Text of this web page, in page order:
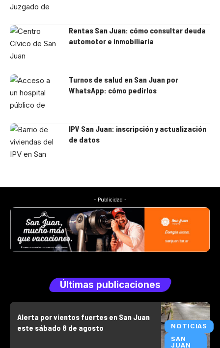
Rentas San Juan: cómo consultar deuda
automotor e inmobiliaria
Turnos de salud en San Juan por
WhatsApp: cómo pedirlos
IPV San Juan: inscripción y actualización
de datos
- Publicidad -
Últimas publicaciones
NOTICIAS
SAN
JUAN
Alerta por vientos fuertes en San Juan
este sábado 8 de agosto